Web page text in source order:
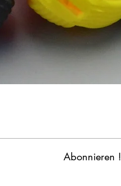
Abonnieren !